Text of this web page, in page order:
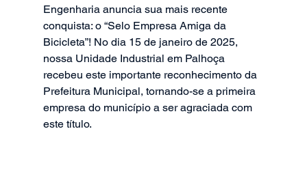
Engenharia anuncia sua mais recente
conquista: o “Selo Empresa Amiga da
Bicicleta”! No dia 15 de janeiro de 2025,
nossa Unidade Industrial em Palhoça
recebeu este importante reconhecimento da
Prefeitura Municipal, tornando-se a primeira
empresa do município a ser agraciada com
este título.